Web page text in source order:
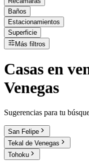
Baños
Estacionamientos
Superficie
Más filtros
Casas en
Venegas
Sugerencias para tu
San Felipe
Tekal de Venegas
Tohoku